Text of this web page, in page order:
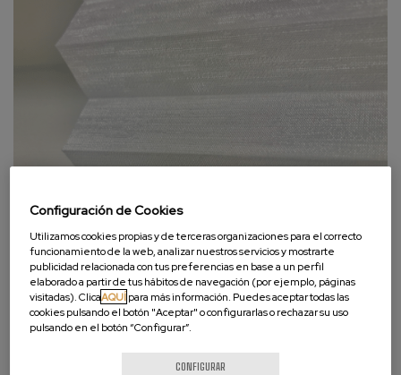
Configuración de Cookies
Utilizamos cookies propias y de terceras organizaciones para el correcto
funcionamiento de la web, analizar nuestros servicios y mostrarte
publicidad relacionada con tus preferencias en base a un perfil
elaborado a partir de tus hábitos de navegación (por ejemplo, páginas
visitadas). ClicaAQUÍ para más información. Puedes aceptar todas las
cookies pulsando el botón "Aceptar" o configurarlas o rechazar su uso
pulsando en el botón “Configurar”.
CONFIGURAR